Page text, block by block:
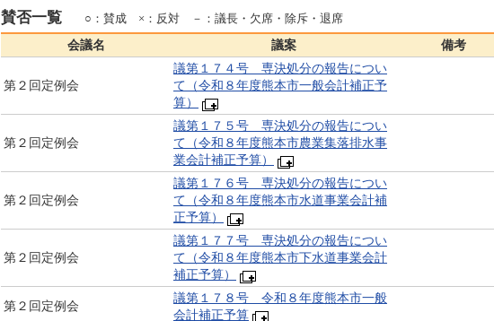
賛否一覧 ○：賛成 ×：反対 －：議長・欠席・除斥・退席
会議名 議案 備考
第２回定例会
議第１７４号 専決処分の報告につい
て（令和８年度熊本市一般会計補正予
算）
第２回定例会
議第１７５号 専決処分の報告につい
て（令和８年度熊本市農業集落排水事
業会計補正予算）
第２回定例会
議第１７６号 専決処分の報告につい
て（令和８年度熊本市水道事業会計補
正予算）
第２回定例会
議第１７７号 専決処分の報告につい
て（令和８年度熊本市下水道事業会計
補正予算）
第２回定例会
議第１７８号 令和８年度熊本市一般
会計補正予算